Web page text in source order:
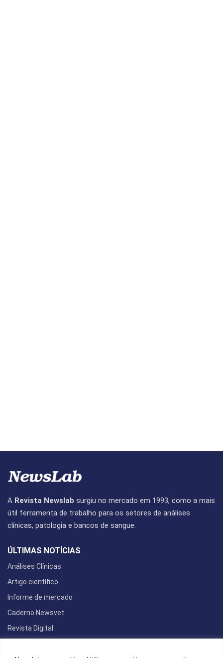
A Revista Newslab surgiu no mercado em 1993, como a mais
útil ferramenta de trabalho para os setores de análises
clínicas, patologia e bancos de sangue.
ÚLTIMAS NOTÍCIAS
Análises Clínicas
Artigo científico
Informe de mercado
Caderno Newsvet
Revista Digital